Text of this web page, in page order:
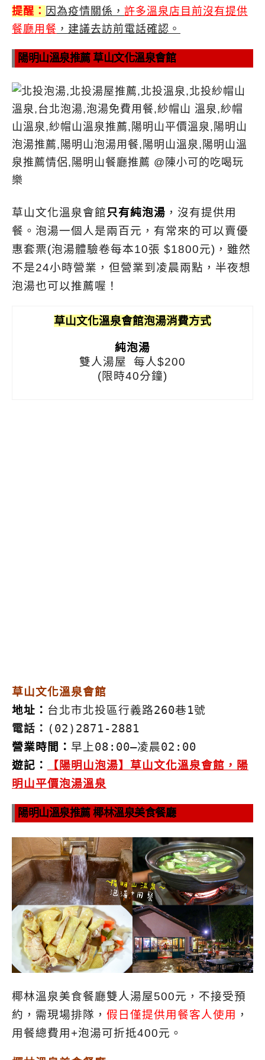
提醒： 因為疫情關係， 許多溫泉店目前沒有提供
餐廳用餐 ，建議去訪前電話確認。
陽明山溫泉推薦 草山文化溫泉會館
草山文化溫泉會館 只有純泡湯 ，沒有提供用
餐。泡湯一個人是兩百元，有常來的可以賣優
惠套票(泡湯體驗卷每本10張 $1800元)，雖然
不是24小時營業，但營業到凌晨兩點，半夜想
泡湯也可以推薦喔！
草山文化溫泉會館泡湯消費方式
純泡湯
雙人湯屋 每人$200
(限時40分鐘)
草山文化溫泉會館
地址： 台北市北投區行義路260巷1號
電話： (02)2871-2881
營業時間： 早上08:00–凌晨02:00
遊記：
【陽明山泡湯】草山文化溫泉會館，陽
明山平價泡湯溫泉
陽明山溫泉推薦 椰林溫泉美食餐廳
椰林溫泉美食餐廳雙人湯屋500元，不接受預
約，需現場排隊， 假日僅提供用餐客人使用 ，
用餐總費用+泡湯可折抵400元。